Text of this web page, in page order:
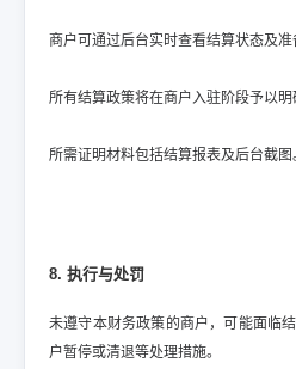
商户可通过后台实时查看结算状态及准
所有结算政策将在商户入驻阶段予以明
所需证明材料包括结算报表及后台截图
8. 执行与处罚
未遵守本财务政策的商户，可能面临
户暂停或清退等处理措施。